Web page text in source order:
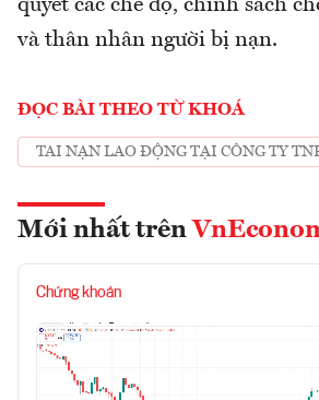
quyết các chế độ, chính sách
và thân nhân người bị nạn.
ĐỌC BÀI THEO TỪ KHOÁ
TAI NẠN LAO ĐỘNG TẠI CÔNG TY
Mới nhất trên
Chứng khoán